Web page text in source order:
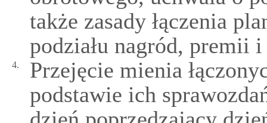
także zasady łączenia
podziału nagród, premii
4.
Przejęcie mienia
podstawie ich